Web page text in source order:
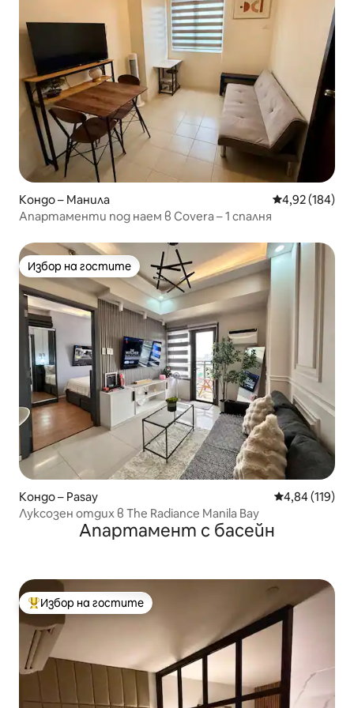
Кондо – Манила Средна
4,92 (184)
Апартаменти под наем в Covera – 1 спалня
Избор на гостите
Избор на гостите
Кондо – Pasay Средна
4,84 (119)
Луксозен отдих в The Radiance Manila Bay
Апартамент с басейн
Най-популярен избор на гостите
Избор на гостите